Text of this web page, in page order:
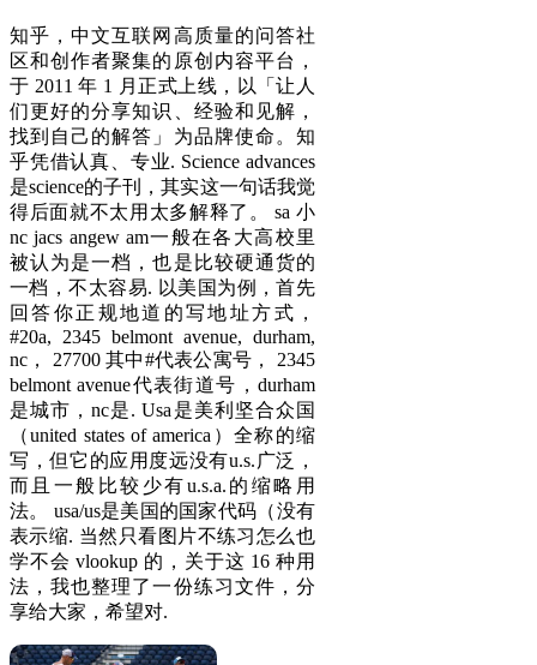
知乎，中文互联网高质量的问答社
区和创作者聚集的原创内容平台，
于 2011 年 1 月正式上线，以「让人
们更好的分享知识、经验和见解，
找到自己的解答」为品牌使命。知
乎凭借认真、专业. Science advances
是science的子刊，其实这一句话我觉
得后面就不太用太多解释了。 sa 小
nc jacs angew am一般在各大高校里
被认为是一档，也是比较硬通货的
一档，不太容易. 以美国为例，首先
回答你正规地道的写地址方式，
#20a, 2345 belmont avenue, durham,
nc， 27700 其中#代表公寓号， 2345
belmont avenue代表街道号，durham
是城市，nc是. Usa是美利坚合众国
（united states of america）全称的缩
写，但它的应用度远没有u.s.广泛，
而且一般比较少有u.s.a.的缩略用
法。 usa/us是美国的国家代码（没有
表示缩. 当然只看图片不练习怎么也
学不会 vlookup 的，关于这 16 种用
法，我也整理了一份练习文件，分
享给大家，希望对.